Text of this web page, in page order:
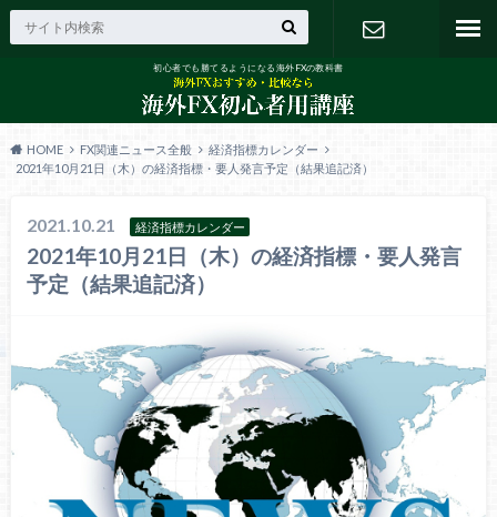
初心者でも勝てるようになる海外FXの教科書
HOME FX関連ニュース全般
経済指標カレンダー
2021年10月21日（木）の経済指標・要人発言予定（結果追記済）
2021.10.21 経済指標カレンダー
2021年10月21日（木）の経済指標・要人発言
予定（結果追記済）